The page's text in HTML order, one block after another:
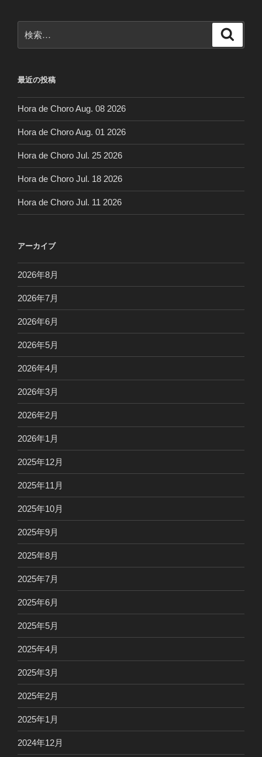
ン
索:
最近の投稿
Hora de Choro Aug. 08 2026
Hora de Choro Aug. 01 2026
Hora de Choro Jul. 25 2026
Hora de Choro Jul. 18 2026
Hora de Choro Jul. 11 2026
アーカイブ
2026年8月
2026年7月
2026年6月
2026年5月
2026年4月
2026年3月
2026年2月
2026年1月
2025年12月
2025年11月
2025年10月
2025年9月
2025年8月
2025年7月
2025年6月
2025年5月
2025年4月
2025年3月
2025年2月
2025年1月
2024年12月